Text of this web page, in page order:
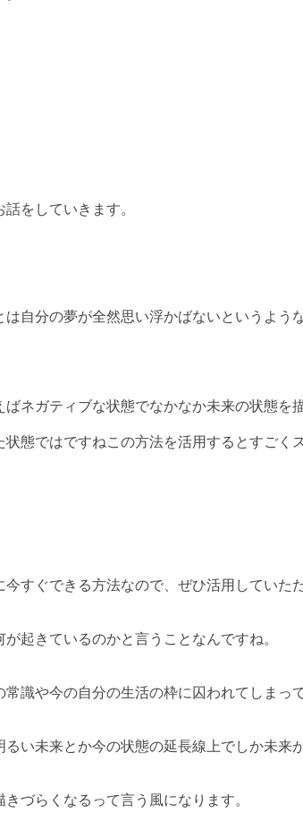
をしていきます。
自分の夢が全然思い浮かばないというよう
ネガティブな状態でなかなか未来の状態を
態ではですねこの方法を活用するとすごく
すぐできる方法なので、ぜひ活用していた
起きているのかと言うことなんですね。
識や今の自分の生活の枠に囚われてしまっ
い未来とか今の状態の延長線上でしか未来
づらくなるって言う風になります。